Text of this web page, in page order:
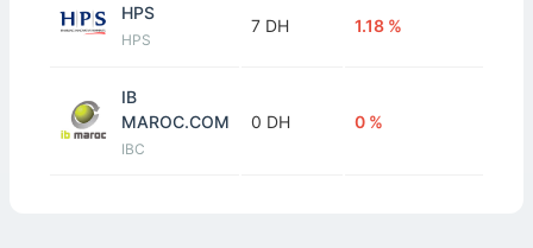
HPS
HPS
7 DH 1.18 %
IB
MAROC.COM
IBC
0 DH 0 %